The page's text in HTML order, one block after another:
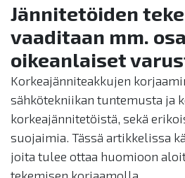
Jännitetöiden
vaaditaan mm.
oikeanlaiset
Korkeajänniteakkujen
sähkötekniikan tuntemusta ja
korkeajännitetöistä, sekä
suojaimia. Tässä artikkelissa
joita tulee ottaa huomioon
tekemisen korjaamolla.